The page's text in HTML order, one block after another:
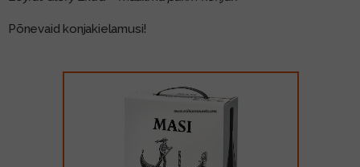
Põnevaid konjakielamusi!